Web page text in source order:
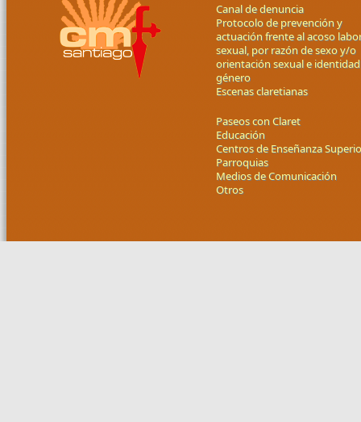
Canal de denuncia
Protocolo de prevención y
actuación frente al acoso
sexual, por razón de sexo y/o
orientación sexual e
género
Escenas claretianas
Paseos con Claret
Educación
Centros de Enseñanza
Parroquias
Medios de Comunicación
Otros